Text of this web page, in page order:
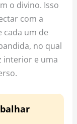
o divino. Isso
com a
cada um de
no qual
interior e uma